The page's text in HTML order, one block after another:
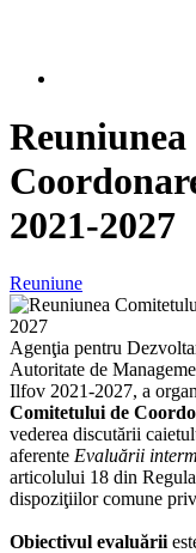
2021-2027
Reuniune
Agenţia pentru
Autoritate de
Ilfov 2021-2027, a
Comitetului de
vederea discutării
aferente Evaluării
articolului 18 din
dispoziţiilor comune
Obiectivul evaluării